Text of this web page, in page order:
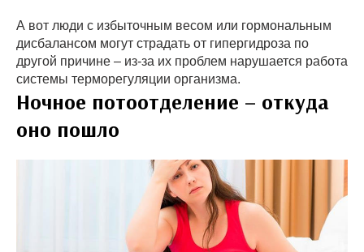
А вот люди с избыточным весом или гормональным
дисбалансом могут страдать от гипергидроза по
другой причине – из-за их проблем нарушается работа
системы терморегуляции организма.
Ночное потоотделение – откуда
оно пошло